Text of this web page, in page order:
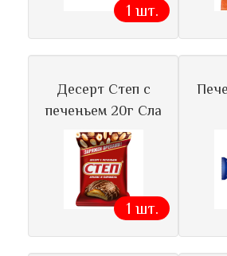
1 шт.
Десерт Степ с
печеньем 20г Сла
1 шт.